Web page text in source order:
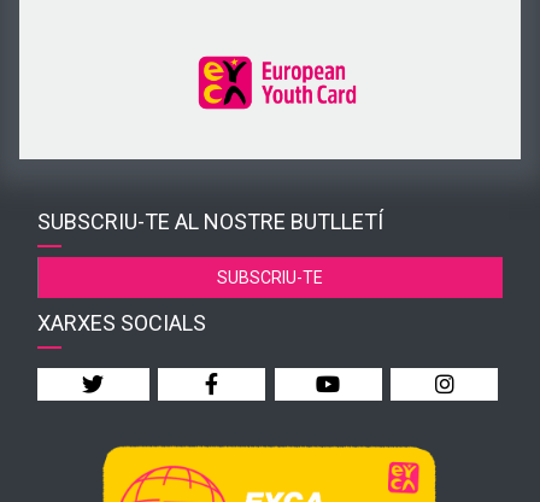
SUBSCRIU-TE AL NOSTRE BUTLLETÍ
SUBSCRIU-TE
XARXES SOCIALS